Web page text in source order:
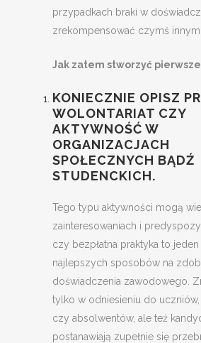
przypadkach braki w
zrekompensować czymś innym.
Jak zatem stworzyć pierwsze
KONIECZNIE OPISZ
WOLONTARIAT CZY
AKTYWNOŚĆ W
ORGANIZACJACH
SPOŁECZNYCH BĄDŹ
STUDENCKICH.
Tego typu aktywności mogą
zainteresowaniach i
czy bezpłatna praktyka to jeden
najlepszych sposobów na
doświadczenia zawodowego.
tylko w odniesieniu do
czy absolwentów, ale też
postanawiają zupełnie się